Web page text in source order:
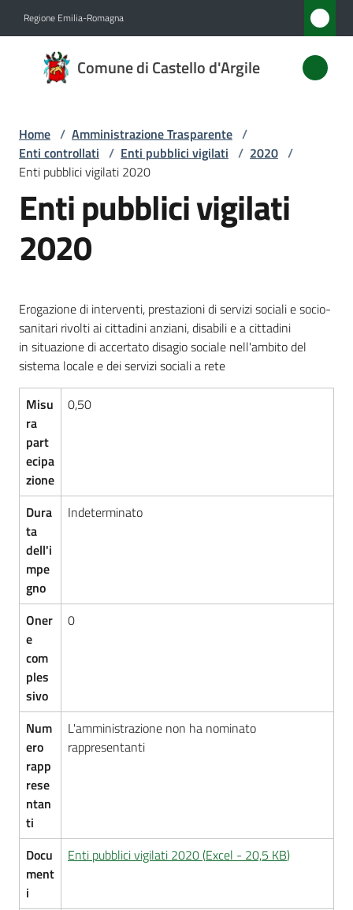
Regione Emilia-Romagna
Comune di Castello d'Argile
Comune
di
d'Argile
Amministrazione
Menu selezionato
Novità
Vivere
Castello
d'Argile
Amministrazione
Trasparente
Menu selezionato
Tutti
gli
argomenti...
Seguici
su
Home / Amministrazione Trasparente /
Enti controllati / Enti pubblici vigilati / 2020 /
Enti pubblici vigilati 2020
Enti pubblici vigilati
2020
Erogazione di interventi, prestazioni di servizi sociali e socio-
sanitari rivolti ai cittadini anziani, disabili e a cittadini
in situazione di accertato disagio sociale nell'ambito del
sistema locale e dei servizi sociali a rete
Misu
ra
part
ecipa
zione
0,50
Dura
ta
dell'i
mpe
gno
Indeterminato
Oner
e
com
ples
sivo
0
Num
ero
rapp
rese
ntan
ti
L'amministrazione non ha nominato
rappresentanti
Docu
ment
i
Enti pubblici vigilati 2020(Excel - 20,5 KB)